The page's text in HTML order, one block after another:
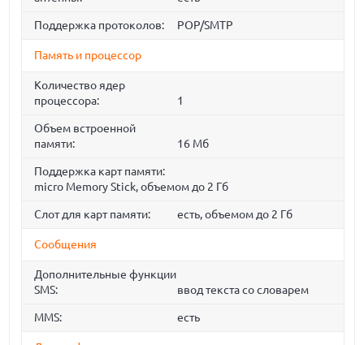
Поддержка протоколов: POP/SMTP
Память и процессор
Количество ядер
процессора:
1
Объем встроенной
памяти:
16 Мб
Поддержка карт памяти:
micro Memory Stick, объемом до 2 Гб
Слот для карт памяти: есть, объемом до 2 Гб
Сообщения
Дополнительные функции
SMS:
ввод текста со словарем
MMS: есть